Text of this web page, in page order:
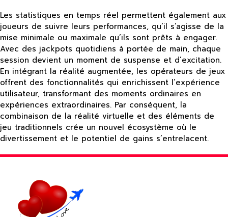
Les statistiques en temps réel permettent également aux
joueurs de suivre leurs performances, qu’il s’agisse de la
mise minimale ou maximale qu’ils sont prêts à engager.
Avec des jackpots quotidiens à portée de main, chaque
session devient un moment de suspense et d’excitation.
En intégrant la réalité augmentée, les opérateurs de jeux
offrent des fonctionnalités qui enrichissent l’expérience
utilisateur, transformant des moments ordinaires en
expériences extraordinaires. Par conséquent, la
combinaison de la réalité virtuelle et des éléments de
jeu traditionnels crée un nouvel écosystème où le
divertissement et le potentiel de gains s’entrelacent.